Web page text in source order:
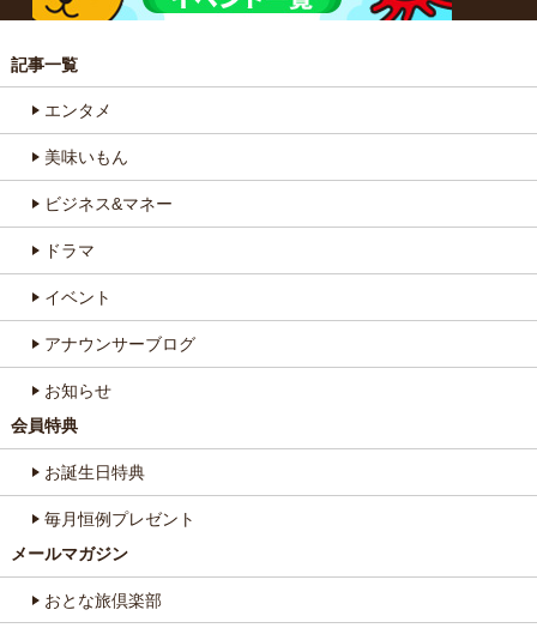
記事一覧
エンタメ
美味いもん
ビジネス&マネー
ドラマ
イベント
アナウンサーブログ
お知らせ
会員特典
お誕生日特典
毎月恒例プレゼント
メールマガジン
おとな旅倶楽部